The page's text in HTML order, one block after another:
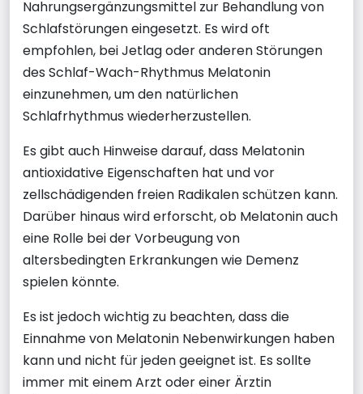
Nahrungsergänzungsmittel zur Behandlung von
Schlafstörungen eingesetzt. Es wird oft
empfohlen, bei Jetlag oder anderen Störungen
des Schlaf-Wach-Rhythmus Melatonin
einzunehmen, um den natürlichen
Schlafrhythmus wiederherzustellen.
Es gibt auch Hinweise darauf, dass Melatonin
antioxidative Eigenschaften hat und vor
zellschädigenden freien Radikalen schützen kann.
Darüber hinaus wird erforscht, ob Melatonin auch
eine Rolle bei der Vorbeugung von
altersbedingten Erkrankungen wie Demenz
spielen könnte.
Es ist jedoch wichtig zu beachten, dass die
Einnahme von Melatonin Nebenwirkungen haben
kann und nicht für jeden geeignet ist. Es sollte
immer mit einem Arzt oder einer Ärztin